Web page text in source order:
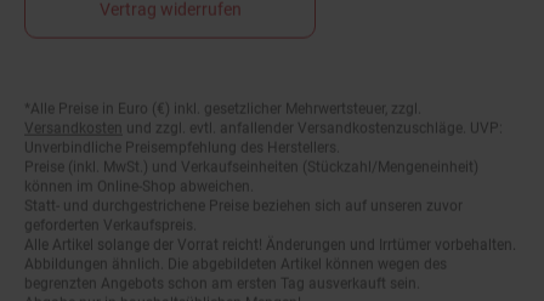
Fußnoten
Versandkosten und zzgl. evtl. anfallender Versandkostenzuschläge. UVP:
Unverbindliche Preisempfehlung des Herstellers.
Preise (inkl. MwSt.) und Verkaufseinheiten (Stückzahl/Mengeneinheit)
können im Online-Shop abweichen.
Statt- und durchgestrichene Preise beziehen sich auf unseren zuvor
geforderten Verkaufspreis.
Alle Artikel solange der Vorrat reicht! Änderungen und Irrtümer vorbehalten.
Abbildungen ähnlich. Die abgebildeten Artikel können wegen des
begrenzten Angebots schon am ersten Tag ausverkauft sein.
Abgabe nur in haushaltsüblichen Mengen!